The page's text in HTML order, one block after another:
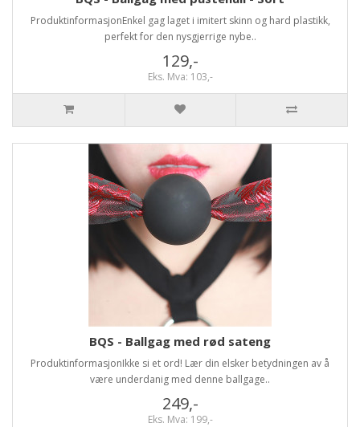
ProduktinformasjonEnkel gag laget i imitert skinn og hard plastikk,
perfekt for den nysgjerrige nybe..
129,-
Eks. Mva: 103,-
BQS - Ballgag med rød sateng
ProduktinformasjonIkke si et ord! Lær din elsker betydningen av å
være underdanig med denne ballgage..
249,-
Eks. Mva: 199,-